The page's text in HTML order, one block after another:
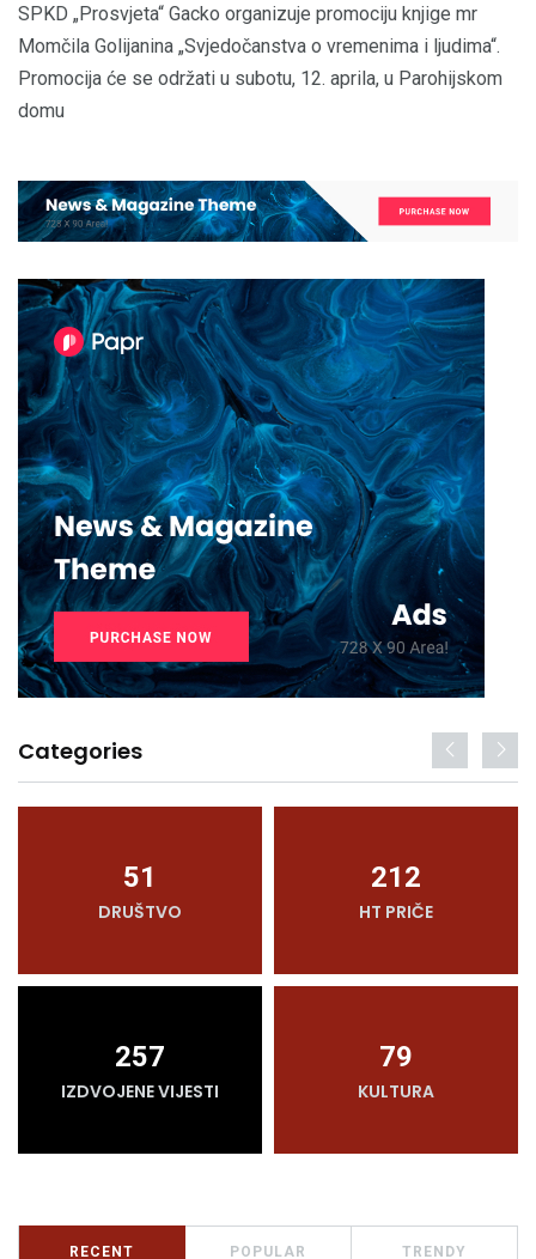
SPKD „Prosvjeta“ Gacko organizuje promociju knjige mr
Momčila Golijanina „Svjedočanstva o vremenima i ljudima“.
Promocija će se održati u subotu, 12. aprila, u Parohijskom
domu
Categories
51
DRUŠTVO
212
HT PRIČE
257
IZDVOJENE VIJESTI
79
KULTURA
RECENT POPULAR TRENDY